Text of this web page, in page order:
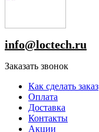
info@loctech.ru
Заказать звонок
Как сделать заказ
Оплата
Доставка
Контакты
Акции